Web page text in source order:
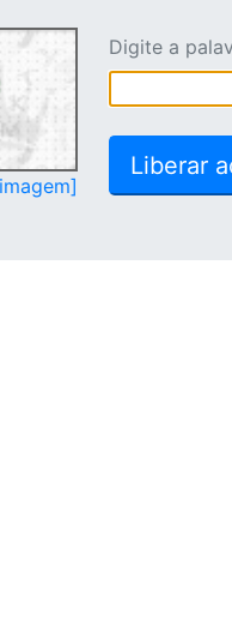
Digite a